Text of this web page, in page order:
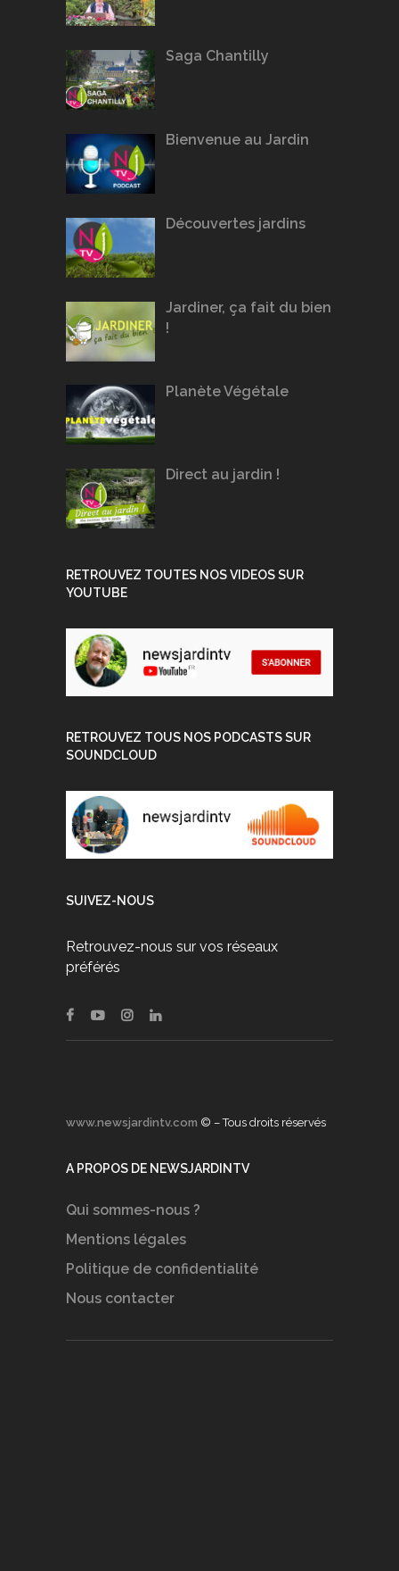
Saga Chantilly
Bienvenue au Jardin
Découvertes jardins
Jardiner, ça fait du bien
!
Planète Végétale
Direct au jardin !
RETROUVEZ TOUTES NOS VIDEOS SUR
YOUTUBE
RETROUVEZ TOUS NOS PODCASTS SUR
SOUNDCLOUD
SUIVEZ-NOUS
Retrouvez-nous sur vos réseaux
préférés
www.newsjardintv.com © – Tous droits réservés
A PROPOS DE NEWSJARDINTV
Qui sommes-nous ?
Mentions légales
Politique de confidentialité
Nous contacter